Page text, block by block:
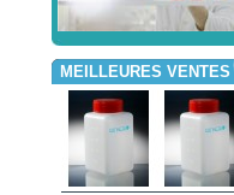
MEILLEURES VENTES